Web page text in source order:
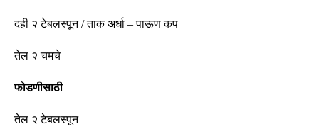
दही २ टेबलस्पून/ताक अर्धा – पाऊण कप
तेल २ चमचे
फोडणीसाठी
तेल २ टेबलस्पून